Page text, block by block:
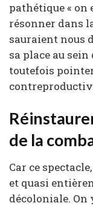
pathétique « on
résonner dans
sauraient nous
sa place au
toutefois
de la
Car ce
et quasi
décoloniale.